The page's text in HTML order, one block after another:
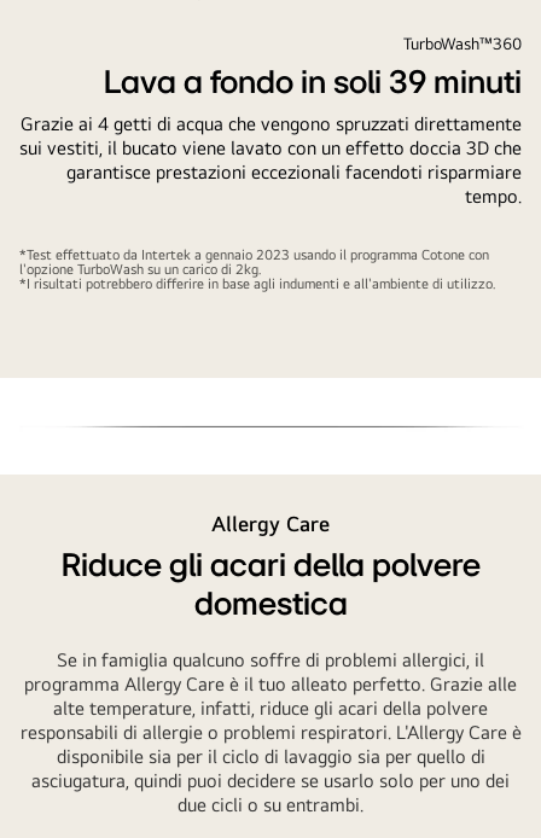
in
TurboWash™360
Lava a fondo in soli 39 minuti
Grazie ai 4 getti di acqua che vengono spruzzati direttamente
sui vestiti, il bucato viene lavato con un effetto doccia 3D che
garantisce prestazioni eccezionali facendoti risparmiare
tempo.
*Test effettuato da Intertek a gennaio 2023 usando il programma Cotone con
l'opzione TurboWash su un carico di 2kg.
*I risultati potrebbero differire in base agli indumenti e all'ambiente di utilizzo.
Allergy Care
Riduce gli acari della polvere
domestica
Se in famiglia qualcuno soffre di problemi allergici, il
programma Allergy Care è il tuo alleato perfetto. Grazie alle
alte temperature, infatti, riduce gli acari della polvere
responsabili di allergie o problemi respiratori. L'Allergy Care è
disponibile sia per il ciclo di lavaggio sia per quello di
asciugatura, quindi puoi decidere se usarlo solo per uno dei
due cicli o su entrambi.